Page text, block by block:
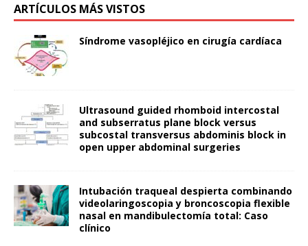
ARTÍCULOS MÁS VISTOS
Síndrome vasopléjico en cirugía cardíaca
Ultrasound guided rhomboid intercostal
and subserratus plane block versus
subcostal transversus abdominis block in
open upper abdominal surgeries
Intubación traqueal despierta combinando
videolaringoscopia y broncoscopia flexible
nasal en mandibulectomía total: Caso
clínico